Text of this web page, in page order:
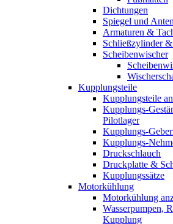
Dichtungen
Spiegel und
Armaturen &
Schließzylinder &
Scheibenwischer
Kupplungsteile
Kupplungsteile
Kupplungs-
Pilotlager
Kupplungs-
Kupplungs-
Druckschlauch
Druckplatte &
Kupplungssätze
Motorkühlung
Motorkühlung
Wasserpumpen,
Kupplung